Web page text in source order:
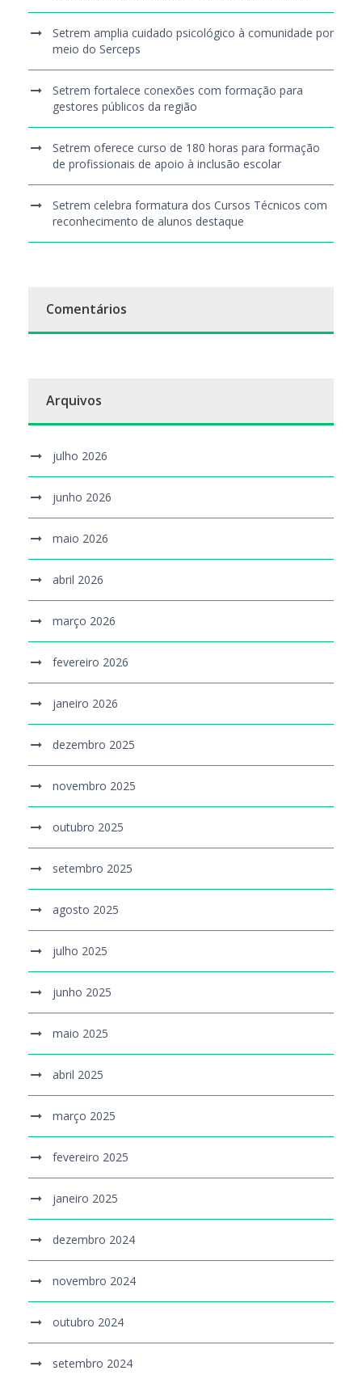
Setrem amplia cuidado psicológico à comunidade por
meio do Serceps
Setrem fortalece conexões com formação para
gestores públicos da região
Setrem oferece curso de 180 horas para formação
de profissionais de apoio à inclusão escolar
Setrem celebra formatura dos Cursos Técnicos com
reconhecimento de alunos destaque
Comentários
Arquivos
julho 2026
junho 2026
maio 2026
abril 2026
março 2026
fevereiro 2026
janeiro 2026
dezembro 2025
novembro 2025
outubro 2025
setembro 2025
agosto 2025
julho 2025
junho 2025
maio 2025
abril 2025
março 2025
fevereiro 2025
janeiro 2025
dezembro 2024
novembro 2024
outubro 2024
setembro 2024